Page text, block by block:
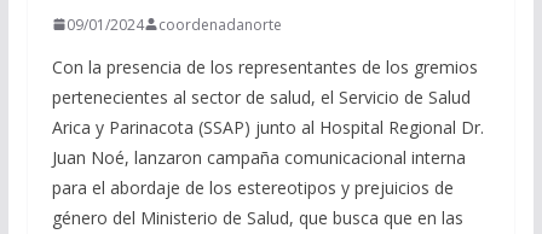
09/01/2024 coordenadanorte
Con la presencia de los representantes de los gremios
pertenecientes al sector de salud, el Servicio de Salud
Arica y Parinacota (SSAP) junto al Hospital Regional Dr.
Juan Noé, lanzaron campaña comunicacional interna
para el abordaje de los estereotipos y prejuicios de
género del Ministerio de Salud, que busca que en las